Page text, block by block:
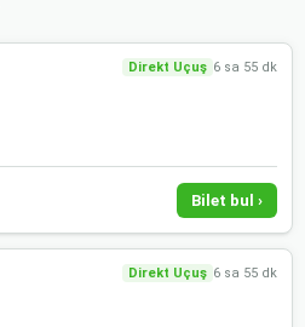
Direkt Uçuş 6 sa 55 dk
Bilet bul ›
Direkt Uçuş 6 sa 55 dk